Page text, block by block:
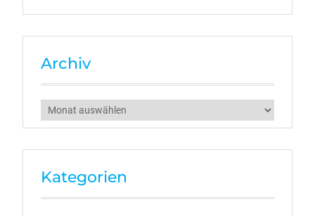
Archiv
Archiv
Kategorien